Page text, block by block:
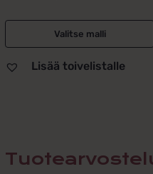
299,00 €.
99,00 €.
Valitse malli
Lisää toivelistalle